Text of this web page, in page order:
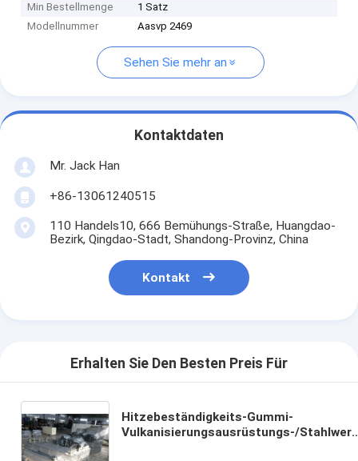
Min Bestellmenge
1 Satz
Modellnummer
Aasvp 2469
Sehen Sie mehr an
Kontaktdaten
Mr. Jack Han
+86-13061240515
110 Handels10, 666 Bemühungs-Straße, Huangdao-
Bezirk, Qingdao-Stadt, Shandong-Provinz, China
Kontakt
Erhalten Sie Den Besten Preis Für
Hitzebeständigkeits-Gummi-
Vulkanisierungsausrüstungs-/